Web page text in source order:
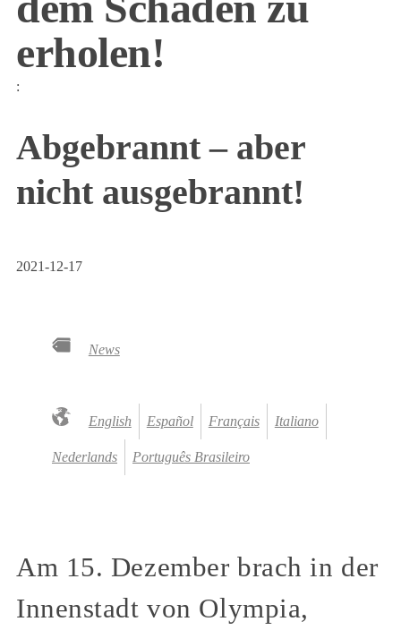
erholen!
:
Abgebrannt – aber
nicht ausgebrannt!
2021-12-17
News
English Español Français Italiano
Nederlands Português Brasileiro
Am 15. Dezember brach in der
Innenstadt von Olympia,